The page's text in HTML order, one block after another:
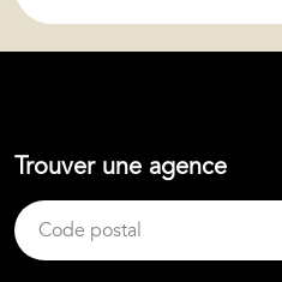
Trouver une agence